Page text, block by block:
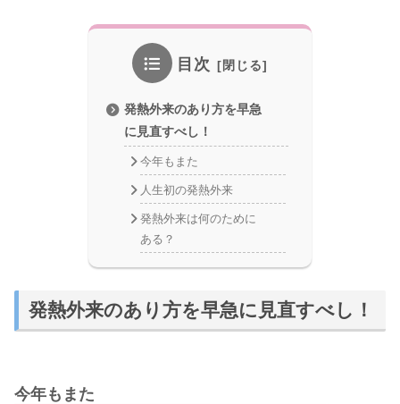
目次
発熱外来のあり方を早急
に見直すべし！
今年もまた
人生初の発熱外来
発熱外来は何のために
ある？
発熱外来のあり方を早急に見直すべし！
今年もまた